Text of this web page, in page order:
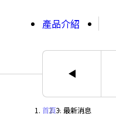
產品介紹
首頁・ 最新消息